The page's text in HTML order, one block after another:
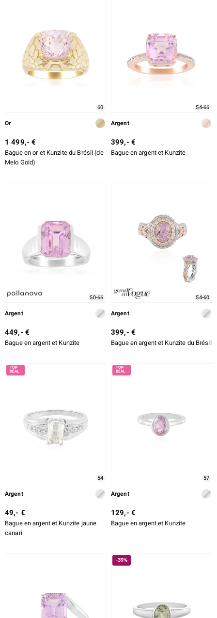
60
Or
1 499,- €
Bague en or et Kunzite du Brésil (de
Melo Gold)
54-66
Argent
399,- €
Bague en argent et Kunzite
50-66
Argent
449,- €
Bague en argent et Kunzite
54-60
Argent
399,- €
Bague en argent et Kunzite du Brésil
54
Argent
49,- €
Bague en argent et Kunzite jaune
canari
57
Argent
129,- €
Bague en argent et Kunzite
-39%